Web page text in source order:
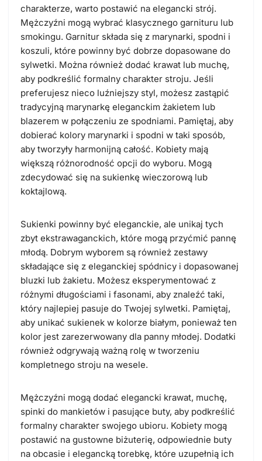
charakterze, warto postawić na elegancki strój.
Mężczyźni mogą wybrać klasycznego garnituru lub
smokingu. Garnitur składa się z marynarki, spodni i
koszuli, które powinny być dobrze dopasowane do
sylwetki. Można również dodać krawat lub muchę,
aby podkreślić formalny charakter stroju. Jeśli
preferujesz nieco luźniejszy styl, możesz zastąpić
tradycyjną marynarkę eleganckim żakietem lub
blazerem w połączeniu ze spodniami. Pamiętaj, aby
dobierać kolory marynarki i spodni w taki sposób,
aby tworzyły harmonijną całość. Kobiety mają
większą różnorodność opcji do wyboru. Mogą
zdecydować się na sukienkę wieczorową lub
koktajlową.
Sukienki powinny być eleganckie, ale unikaj tych
zbyt ekstrawaganckich, które mogą przyćmić pannę
młodą. Dobrym wyborem są również zestawy
składające się z eleganckiej spódnicy i dopasowanej
bluzki lub żakietu. Możesz eksperymentować z
różnymi długościami i fasonami, aby znaleźć taki,
który najlepiej pasuje do Twojej sylwetki. Pamiętaj,
aby unikać sukienek w kolorze białym, ponieważ ten
kolor jest zarezerwowany dla panny młodej. Dodatki
również odgrywają ważną rolę w tworzeniu
kompletnego stroju na wesele.
Mężczyźni mogą dodać elegancki krawat, muchę,
spinki do mankietów i pasujące buty, aby podkreślić
formalny charakter swojego ubioru. Kobiety mogą
postawić na gustowne biżuterię, odpowiednie buty
na obcasie i elegancką torebkę, które uzupełnią ich